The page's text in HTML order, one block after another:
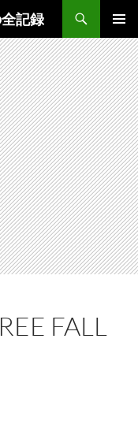
記録
メインメ
ニュー
FALL